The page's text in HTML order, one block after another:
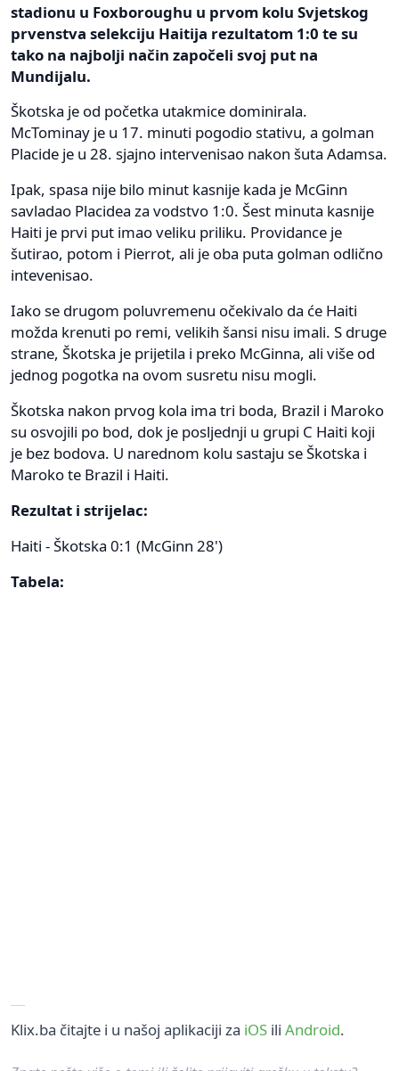
stadionu u Foxboroughu u prvom kolu Svjetskog
prvenstva selekciju Haitija rezultatom 1:0 te su
tako na najbolji način započeli svoj put na
Mundijalu.
Škotska je od početka utakmice dominirala.
McTominay je u 17. minuti pogodio stativu, a golman
Placide je u 28. sjajno intervenisao nakon šuta Adamsa.
Ipak, spasa nije bilo minut kasnije kada je McGinn
savladao Placidea za vodstvo 1:0. Šest minuta kasnije
Haiti je prvi put imao veliku priliku. Providance je
šutirao, potom i Pierrot, ali je oba puta golman odlično
intevenisao.
Iako se drugom poluvremenu očekivalo da će Haiti
možda krenuti po remi, velikih šansi nisu imali. S druge
strane, Škotska je prijetila i preko McGinna, ali više od
jednog pogotka na ovom susretu nisu mogli.
Škotska nakon prvog kola ima tri boda, Brazil i Maroko
su osvojili po bod, dok je posljednji u grupi C Haiti koji
je bez bodova. U narednom kolu sastaju se Škotska i
Maroko te Brazil i Haiti.
Rezultat i strijelac:
Haiti - Škotska 0:1 (McGinn 28')
Tabela:
Klix.ba čitajte i u našoj aplikaciji za iOS ili Android.